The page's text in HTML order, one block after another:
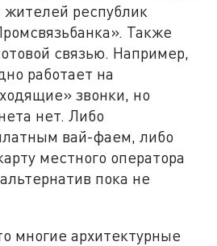
республик
Также
связью. Например,
работает на
звонки, но
нет. Либо
вай-фаем, либо
местного оператора
пока не
многие архитектурные